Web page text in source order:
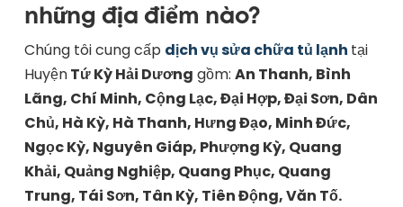
những địa điểm nào?
Chúng tôi cung cấp dịch vụ sửa chữa tủ lạnh tại
HuyệnTứ Kỳ Hải Dương gồm: An Thanh, Bình
Lãng, Chí Minh, Cộng Lạc, Đại Hợp, Đại Sơn, Dân
Chủ, Hà Kỳ, Hà Thanh, Hưng Đạo, Minh Đức,
Ngọc Kỳ, Nguyên Giáp, Phượng Kỳ, Quang
Khải, Quảng Nghiệp, Quang Phục, Quang
Trung, Tái Sơn, Tân Kỳ, Tiên Động, Văn Tố.